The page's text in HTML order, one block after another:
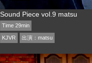
Sound Piece vol.9 matsu
Time 29min
KJVR 出演： matsu